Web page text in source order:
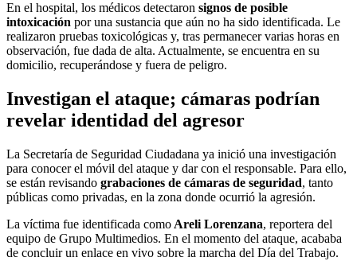
En el hospital, los médicos detectaron signos de posible
intoxicación por una sustancia que aún no ha sido identificada. Le
realizaron pruebas toxicológicas y, tras permanecer varias horas en
observación, fue dada de alta. Actualmente, se encuentra en su
domicilio, recuperándose y fuera de peligro.
Investigan el ataque; cámaras podrían
revelar identidad del agresor
La Secretaría de Seguridad Ciudadana ya inició una investigación
para conocer el móvil del ataque y dar con el responsable. Para ello,
se están revisando grabaciones de cámaras de seguridad, tanto
públicas como privadas, en la zona donde ocurrió la agresión.
La víctima fue identificada como Areli Lorenzana, reportera del
equipo de Grupo Multimedios. En el momento del ataque, acababa
de concluir un enlace en vivo sobre la marcha del Día del Trabajo.